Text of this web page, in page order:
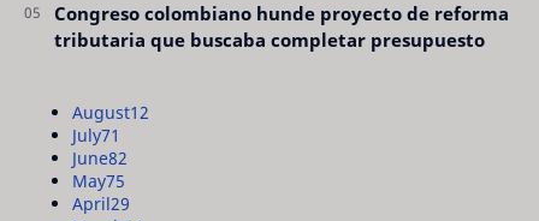
Congreso colombiano hunde proyecto de reforma
tributaria que buscaba completar presupuesto
August12
July71
June82
May75
April29